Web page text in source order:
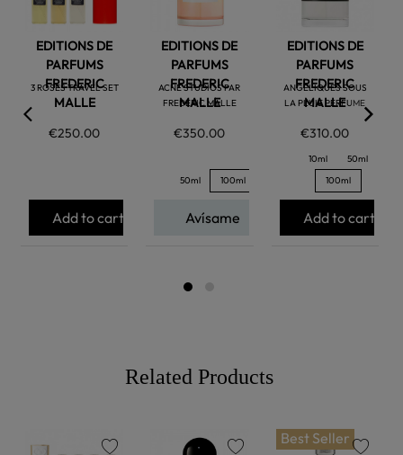
EDITIONS DE
PARFUMS
FREDERIC
MALLE
3 ROSES TRAVEL SET
€250.00
Add to cart
EDITIONS DE
PARFUMS
FREDERIC
MALLE
ACNE STUDIOS PAR
FREDERIC MALLE
€350.00
50ml 100ml
Avísame
EDITIONS DE
PARFUMS
FREDERIC
MALLE
ANGELIQUES SOUS
LA PLUIE PERFUME
€310.00
10ml
50ml
100ml
Add to cart
Related Products
Best Seller